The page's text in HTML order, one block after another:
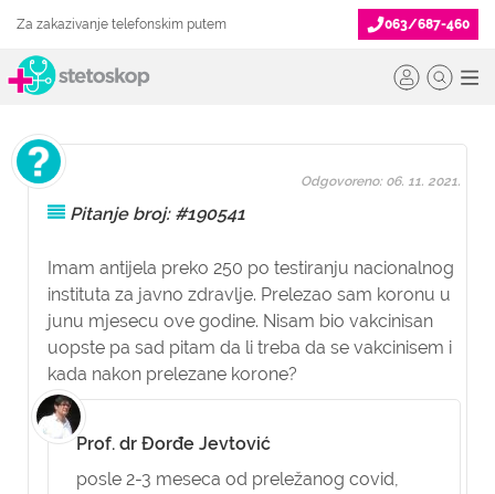
Za zakazivanje telefonskim putem 063/687-460
Pitanje broj: #190541
Imam antijela preko 250 po testiranju nacionalnog
instituta za javno zdravlje. Prelezao sam koronu u
junu mjesecu ove godine. Nisam bio vakcinisan
uopste pa sad pitam da li treba da se vakcinisem i
kada nakon prelezane korone?
Odgovoreno: 06. 11. 2021.
Prof. dr Đorđe Jevtović
posle 2-3 meseca od preležanog covid,